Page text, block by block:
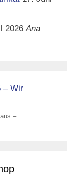
2026 Ana
–